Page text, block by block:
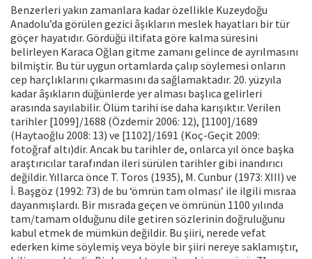
Benzerleri yakın zamanlara kadar özellikle Kuzeydoğu
Anadolu’da görülen gezici âşıkların meslek hayatları bir tür
göçer hayatıdır. Gördüğü iltifata göre kalma süresini
belirleyen Karaca Oğlan gitme zamanı gelince de ayrılmasını
bilmiştir. Bu tür uygun ortamlarda çalıp söylemesi onların
cep harçlıklarını çıkarmasını da sağlamaktadır. 20. yüzyıla
kadar âşıkların düğünlerde yer alması başlıca gelirleri
arasında sayılabilir. Ölüm tarihi ise daha karışıktır. Verilen
tarihler [1099]/1688 (Özdemir 2006: 12), [1100]/1689
(Haytaoğlu 2008: 13) ve [1102]/1691 (Koç-Geçit 2009:
fotoğraf altı)dir. Ancak bu tarihler de, onlarca yıl önce başka
araştırıcılar tarafından ileri sürülen tarihler gibi inandırıcı
değildir. Yıllarca önce T. Toros (1935), M. Cunbur (1973: XIII) ve
İ. Başgöz (1992: 73) de bu ‘ömrün tam olması’ ile ilgili mısraa
dayanmışlardı. Bir mısrada geçen ve ömrünün 1100 yılında
tam/tamam olduğunu dile getiren sözlerinin doğruluğunu
kabul etmek de mümkün değildir. Bu şiiri, nerede vefat
ederken kime söylemiş veya böyle bir şiiri nereye saklamıştır,